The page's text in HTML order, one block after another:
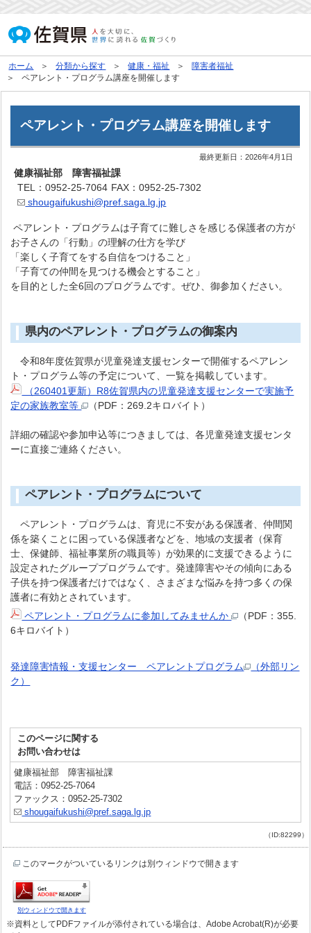
ホーム 分類から探す 健康・福祉
障害者福祉
ペアレント・プログラム講座を開催します
ペアレント・プログラム講座を開催します
最終更新日：2026年4月1日
健康福祉部 障害福祉課
TEL：0952-25-7064 FAX：0952-25-7302
shougaifukushi@pref.saga.lg.jp
ペアレント・プログラムは子育てに難しさを感じる保護者の方が
お子さんの「行動」の理解の仕方を学び
「楽しく子育てをする自信をつけること」
「子育ての仲間を見つける機会とすること」
を目的とした全6回のプログラムです。ぜひ、御参加ください。
県内のペアレント・プログラムの御案内
令和8年度佐賀県が児童発達支援センターで開催するペアレン
ト・プログラム等の予定について、一覧を掲載しています。
（260401更新）R8佐賀県内の児童発達支援センターで実施予
定の家族教室等
（PDF：269.2キロバイト）
詳細の確認や参加申込等につきましては、各児童発達支援センタ
ーに直接ご連絡ください。
ペアレント・プログラムについて
ペアレント・プログラムは、育児に不安がある保護者、仲間関
係を築くことに困っている保護者などを、地域の支援者（保育
士、保健師、福祉事業所の職員等）が効果的に支援できるように
設定されたグループプログラムです。発達障害やその傾向にある
子供を持つ保護者だけではなく、さまざまな悩みを持つ多くの保
護者に有効とされています。
ペアレント・プログラムに参加してみませんか
（PDF：355.
6キロバイト）
発達障害情報・支援センター ペアレントプログラム
（外部リン
ク）
このページに関する
お問い合わせは
健康福祉部 障害福祉課
電話：0952-25-7064
ファックス：0952-25-7302
shougaifukushi@pref.saga.lg.jp
（ID:82299）
このマークがついているリンクは別ウィンドウで開きます
別ウィンドウで開きます
※資料としてPDFファイルが添付されている場合は、Adobe Acrobat(R)が必要